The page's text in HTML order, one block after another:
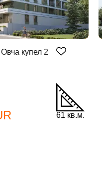
купел 2
61 кв.м.